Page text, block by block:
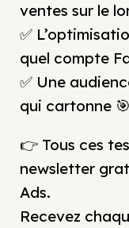
ventes sur le
✅
quel compte
✅ Une
qui cartonne 🎯
👉 Tous ces
newsletter
Ads.
Recevez